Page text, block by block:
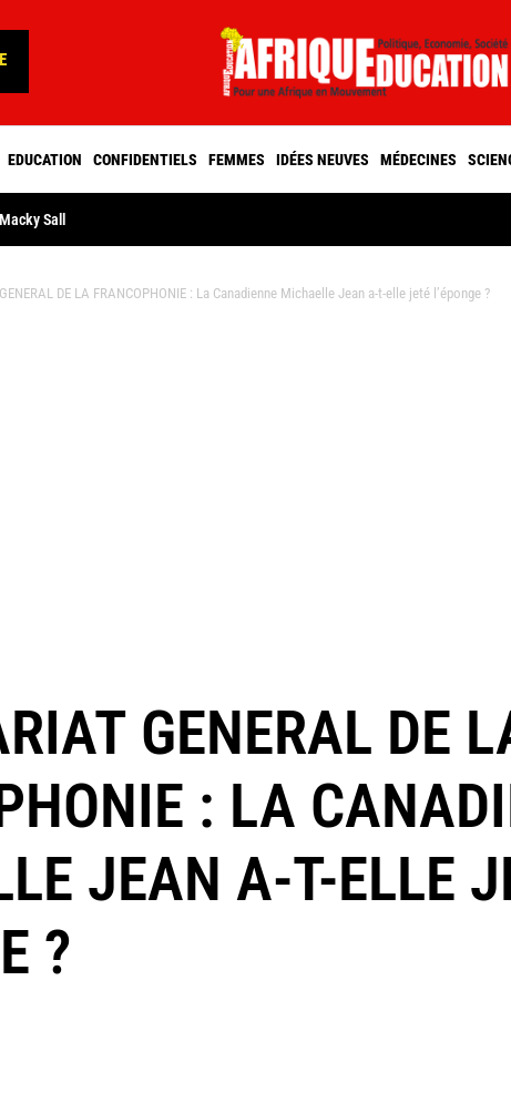
EDUCATION CONFIDENTIELS FEMMES IDÉES NEUVES MÉDECINES
Sall
DE LA FRANCOPHONIE : La Canadienne Michaelle Jean a-t-elle jeté l’éponge ?
GENERAL DE
: LA
JEAN A-T-ELLE
?